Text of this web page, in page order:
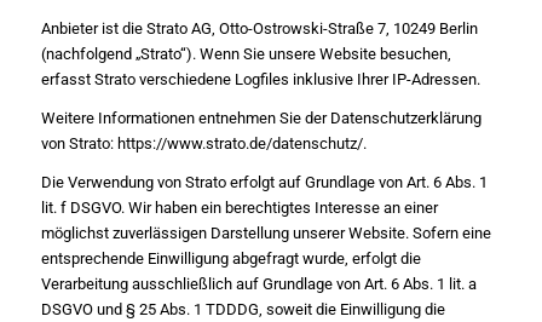
Anbieter ist die Strato AG, Otto-Ostrowski-Straße 7, 10249 Berlin
(nachfolgend „Strato“). Wenn Sie unsere Website besuchen,
erfasst Strato verschiedene Logfiles inklusive Ihrer IP-Adressen.
Weitere Informationen entnehmen Sie der Datenschutzerklärung
von Strato: https://www.strato.de/datenschutz/.
Die Verwendung von Strato erfolgt auf Grundlage von Art. 6 Abs. 1
lit. f DSGVO. Wir haben ein berechtigtes Interesse an einer
möglichst zuverlässigen Darstellung unserer Website. Sofern eine
entsprechende Einwilligung abgefragt wurde, erfolgt die
Verarbeitung ausschließlich auf Grundlage von Art. 6 Abs. 1 lit. a
DSGVO und § 25 Abs. 1 TDDDG, soweit die Einwilligung die